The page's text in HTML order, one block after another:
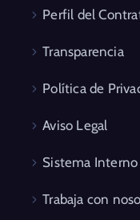
Perfil del
Transparencia
Política de
Aviso Legal
Sistema
Trabaja con